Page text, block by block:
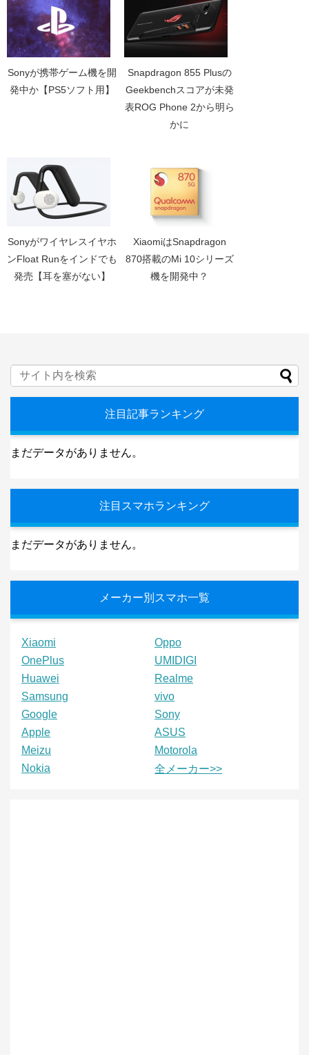
Sonyが携帯ゲーム機を開
発中か【PS5ソフト用】
Snapdragon 855 Plusの
Geekbenchスコアが未発
表ROG Phone 2から明ら
かに
Sonyがワイヤレスイヤホ
ンFloat Runをインドでも
発売【耳を塞がない】
XiaomiはSnapdragon
870搭載のMi 10シリーズ
機を開発中？
注目記事ランキング
まだデータがありません。
注目スマホランキング
まだデータがありません。
メーカー別スマホ一覧
Xiaomi
Oppo
OnePlus
UMIDIGI
Huawei
Realme
Samsung
vivo
Google
Sony
Apple
ASUS
Meizu
Motorola
Nokia
全メーカー>>